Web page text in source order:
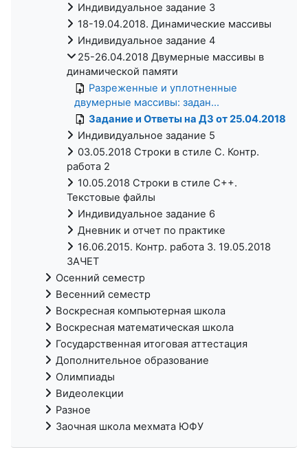
Индивидуальное задание 3
18-19.04.2018. Динамические массивы
Индивидуальное задание 4
25-26.04.2018 Двумерные массивы в
динамической памяти
Разреженные и уплотненные
двумерные массивы: задан...
Задание и Ответы на ДЗ от 25.04.2018
Индивидуальное задание 5
03.05.2018 Строки в стиле C. Контр.
работа 2
10.05.2018 Строки в стиле С++.
Текстовые файлы
Индивидуальное задание 6
Дневник и отчет по практике
16.06.2015. Контр. работа 3. 19.05.2018
ЗАЧЕТ
Осенний семестр
Весенний семестр
Воскресная компьютерная школа
Воскресная математическая школа
Государственная итоговая аттестация
Дополнительное образование
Олимпиады
Видеолекции
Разное
Заочная школа мехмата ЮФУ